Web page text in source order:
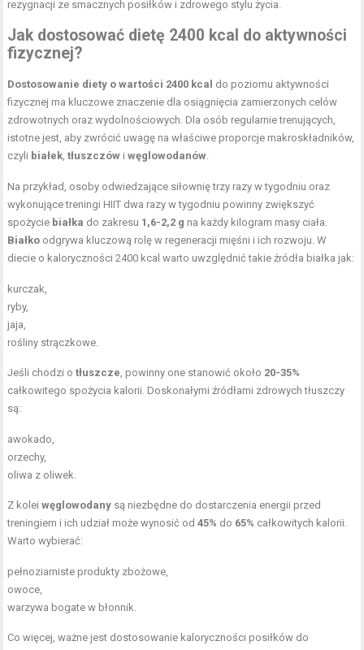
rezygnacji ze smacznych posiłków i zdrowego stylu życia.
Jak dostosować dietę 2400 kcal do aktywności
fizycznej?
Dostosowanie diety o wartości 2400 kcal do poziomu aktywności
fizycznej ma kluczowe znaczenie dla osiągnięcia zamierzonych celów
zdrowotnych oraz wydolnościowych. Dla osób regularnie trenujących,
istotne jest, aby zwrócić uwagę na właściwe proporcje makroskładników,
czyli białek,tłuszczów iwęglowodanów.
Na przykład, osoby odwiedzające siłownię trzy razy w tygodniu oraz
wykonujące treningi HIIT dwa razy w tygodniu powinny zwiększyć
spożycie białka do zakresu 1,6-2,2 g na każdy kilogram masy ciała.
Białko odgrywa kluczową rolę w regeneracji mięśni i ich rozwoju. W
diecie o kaloryczności 2400 kcal warto uwzględnić takie źródła białka jak:
kurczak,
ryby,
jaja,
rośliny strączkowe.
Jeśli chodzi otłuszcze, powinny one stanowić około 20-35%
całkowitego spożycia kalorii. Doskonałymi źródłami zdrowych tłuszczy
są:
awokado,
orzechy,
oliwa z oliwek.
Z koleiwęglowodany są niezbędne do dostarczenia energii przed
treningiem i ich udział może wynosić od45% do 65% całkowitych kalorii.
Warto wybierać:
pełnoziarniste produkty zbożowe,
owoce,
warzywa bogate w błonnik.
Co więcej, ważne jest dostosowanie kaloryczności posiłków do